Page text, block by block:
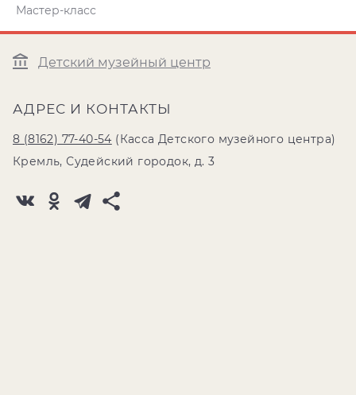
Мастер-класс
Детский музейный центр
АДРЕС И КОНТАКТЫ
8 (8162) 77-40-54 (Касса Детского музейного центра)
Кремль, Судейский городок, д. 3